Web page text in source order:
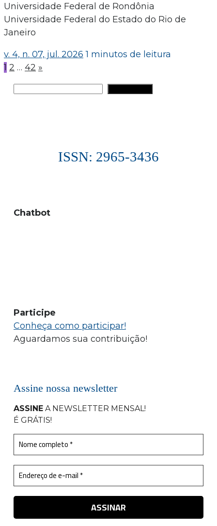
Universidade Federal de Rondônia
Universidade Federal do Estado do Rio de
Janeiro
v. 4, n. 07, jul. 2026 1 minutos de leitura
Paginação
de
1 2 … 42 »
ISSN: 2965-3436
Chatbot
Participe
Conheça como participar!
Aguardamos sua contribuição!
Assine nossa newsletter
ASSINE A NEWSLETTER MENSAL!
É GRÁTIS!